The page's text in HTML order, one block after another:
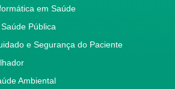
em Saúde
Pública
e Segurança do Paciente
Ambiental